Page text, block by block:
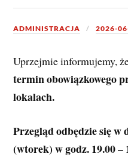
ADMINISTRACJA 2026-
Uprzejmie informujemy,
termin obowiązkowego
lokalach.
Przegląd odbędzie się w
(wtorek) w godz. 19.00 –